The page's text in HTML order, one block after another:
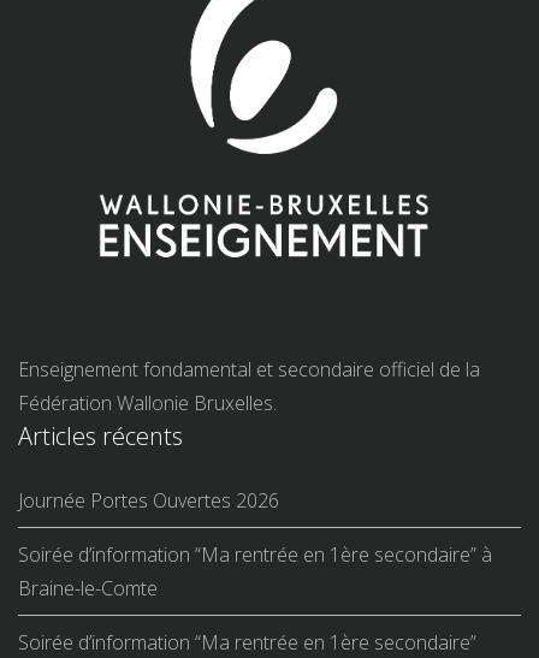
Enseignement fondamental et secondaire officiel de la
Fédération Wallonie Bruxelles.
Articles récents
Journée Portes Ouvertes 2026
Soirée d’information “Ma rentrée en 1ère secondaire” à
Braine-le-Comte
Soirée d’information “Ma rentrée en 1ère secondaire”